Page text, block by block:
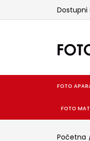
Dostupni
FOTO
FOTO
Početna